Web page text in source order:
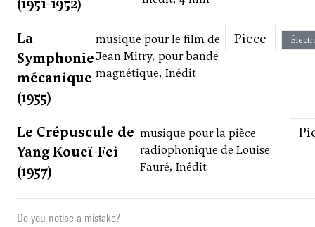
La
Symphonie
mécanique
(1955)
musique pour le film de
Jean Mitry, pour bande
magnétique, Inédit
Piece
Le Crépuscule de
Yang Koueï-Fei
(1957)
musique pour la pièce
radiophonique de Louise
Fauré, Inédit
Do you notice a mistake?